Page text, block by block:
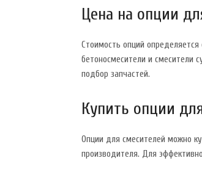
Цена на опции
Стоимость опций
бетоносмесители и смесители
подбор запчастей.
Купить опции
Опции для смесителей можно
производителя. Для